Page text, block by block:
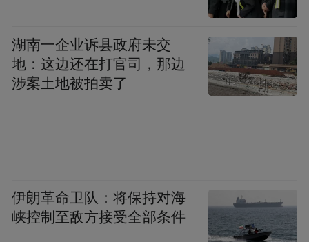
湖南一企业诉县政府未交
地：这边还在打官司，那边
涉案土地被拍卖了
伊朗革命卫队：将保持对海
峡控制至敌方接受全部条件